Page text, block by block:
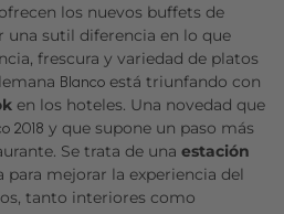
los nuevos buffets de
una sutil diferencia en lo que
frescura y variedad de platos
Blanco está triunfando con
en los hoteles. Una novedad que
2018 y que supone un paso más
Se trata de una estación
para mejorar la experiencia del
tanto interiores como